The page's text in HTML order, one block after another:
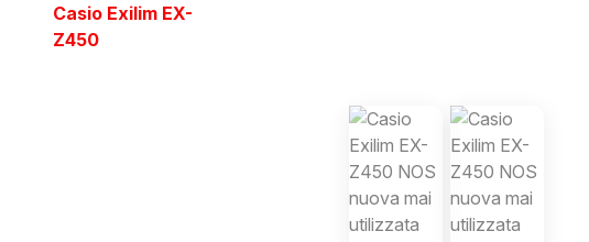
Casio Exilim EX-
Z450